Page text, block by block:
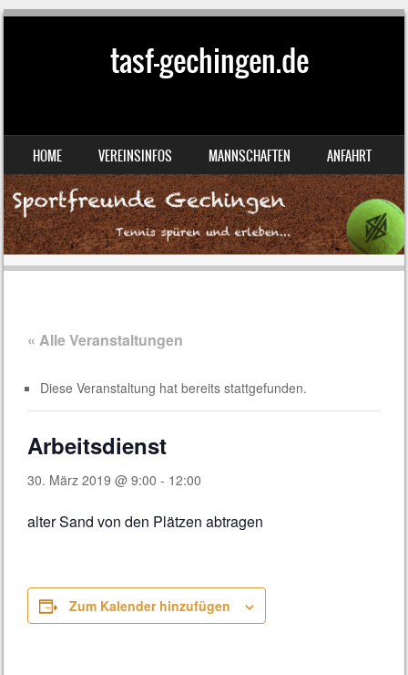
tasf-gechingen.de
MENU
SKIP TO CONTENT
HOME VEREINSINFOS MANNSCHAFTEN ANFAHRT
« Alle Veranstaltungen
Diese Veranstaltung hat bereits stattgefunden.
Arbeitsdienst
30. März 2019 @ 9:00 - 12:00
alter Sand von den Plätzen abtragen
Zum Kalender hinzufügen